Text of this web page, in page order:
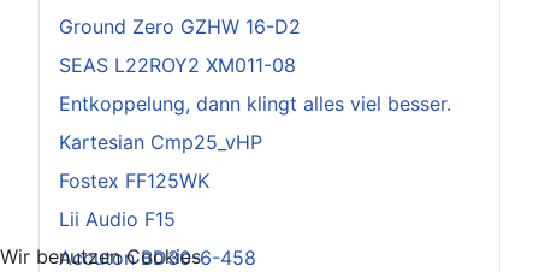
Ground Zero GZHW 16-D2
SEAS L22ROY2 XM011-08
Entkoppelung, dann klingt alles viel besser.
Kartesian Cmp25_vHP
Fostex FF125WK
Lii Audio F15
Accuton BD30-6-458
Wir benutzen Cookies